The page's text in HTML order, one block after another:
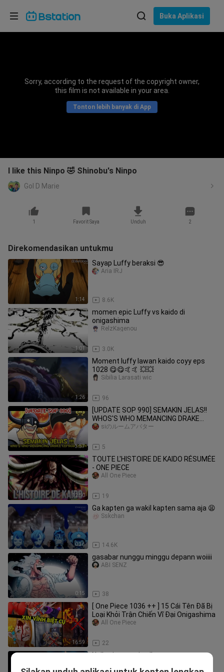
Buka Aplikasi
Sorry, according to the request of the copyright owner,
this film is not available in your area.
Tonton lebih banyak di App
I like this Ninpo 🤣 Shinobu's Ninpo
Gol D Marie
1 Favorit Saya Unduh 2
Direkomendasikan untukmu
1:14
Sayap Luffy beraksi 😎
8.6K
Aria IRJ
1:01
momen epic Luffy vs kaido di
onigashima
3.0K
RelzKagenou
1:26
Moment luffy lawan kaido coyy eps
1028 😋😋🤙🤙 💥💥
96
Sibilia Larasati wic
3:57
[UPDATE SOP 990] SEMAKIN JELAS!!
WHOS'S WHO MEMANCING DRAKE
KEARAH QUEEN
5
siのルームアバター
12:50
TOUTE L'HISTOIRE DE KAIDO RÉSUMÉE
- ONE PIECE
19
All One Piece
0:36
Ga kapten ga wakil kapten sama aja 😫
14.6K
Sskchan
0:15
gasabar nunggu minggu depann woiiii
38
ABI SENZ
16:59
[ One Piece 1036 ++ ] 15 Cái Tên Đã Bị
Loại Khỏi Trận Chiến Vĩ Đại Onigashima
22
All One Piece
Ngikutin tren aja sih
Pilih bahasa
Bahasa Indonesia